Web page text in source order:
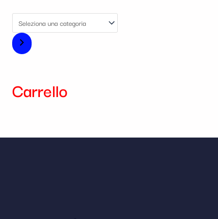
Carrello